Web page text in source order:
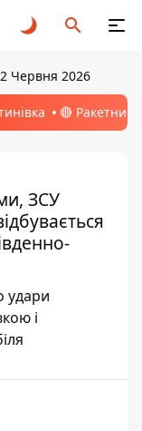
Червня 2026
🔴 Ракетний
ЗСУ
удари
і